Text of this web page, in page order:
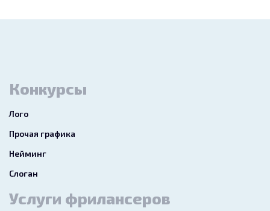
Конкурсы
Лого
Прочая графика
Нейминг
Слоган
Услуги фрилансеров